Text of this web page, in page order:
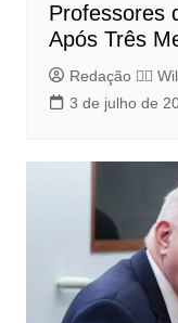
Professores
Após Três
Redação 👨‍⚖️​
3 de julho de